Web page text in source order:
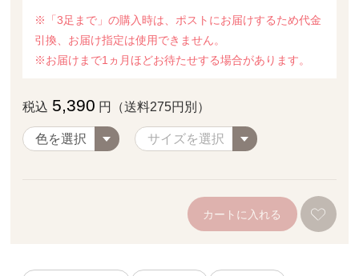
※「3足まで」の購入時は、ポストにお届けするため代金
引換、お届け指定は使用できません。
※お届けまで1ヵ月ほどお待たせする場合があります。
税込 5,390 円（送料275円別）
カートに入れる